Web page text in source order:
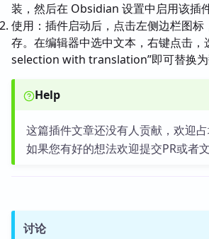
装，然后在 Obsidian 设置中启用该插件
使用：插件启动后，点击左侧边栏图标
存。在编辑器中选中文本，右键点击，
selection with translation”即可替换为
Help
这篇插件文章还没有人贡献，欢迎占
如果您有好的想法欢迎提交PR或者文
讨论